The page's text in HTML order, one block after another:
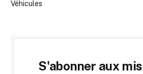
Véhicules
S'abonner aux